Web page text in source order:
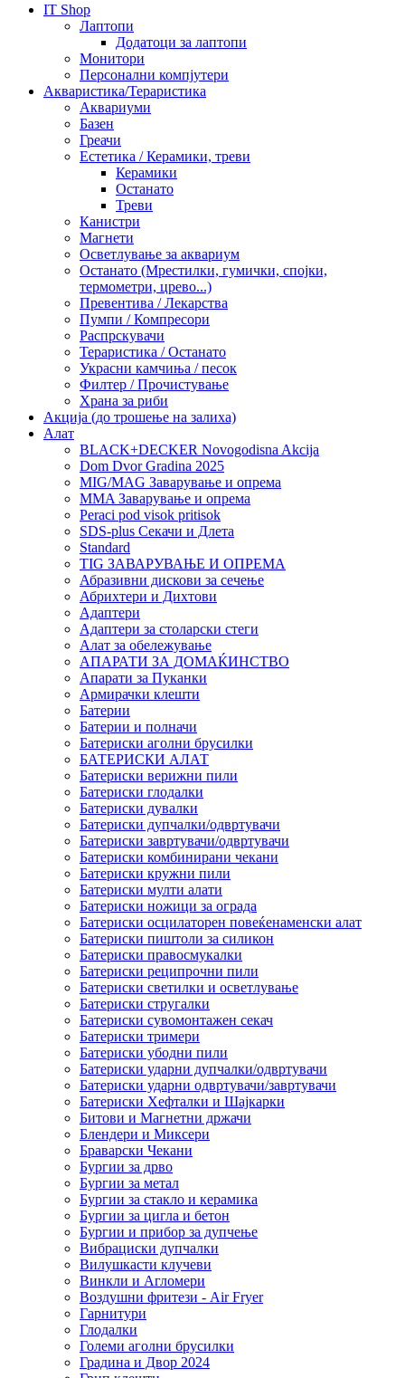
IT Shop
Лаптопи
Додатоци за лаптопи
Монитори
Персонални компјутери
Акваристика/Тераристика
Аквариуми
Базен
Греачи
Естетика / Керамики, треви
Керамики
Останато
Треви
Канистри
Магнети
Осветлување за аквариум
Останато (Мрестилки, гумички, спојки,
термометри, црево...)
Превентива / Лекарства
Пумпи / Компресори
Распрскувачи
Тераристика / Останато
Украсни камчиња / песок
Филтер / Прочистување
Храна за риби
Акција (до трошење на залиха)
Алат
BLACK+DECKER Novogodisna Akcija
Dom Dvor Gradina 2025
MIG/MAG Заварување и опрема
MMA Заварување и опрема
Peraci pod visok pritisok
SDS-plus Секачи и Длета
Standard
TIG ЗАВАРУВАЊЕ И ОПРЕМА
Абразивни дискови за сечење
Абрихтери и Дихтови
Адаптери
Адаптери за столарски стеги
Алат за обележување
АПАРАТИ ЗА ДОМАЌИНСТВО
Апарати за Пуканки
Армирачки клешти
Батерии
Батерии и полначи
Батериски аголни брусилки
БАТЕРИСКИ АЛАТ
Батериски верижни пили
Батериски глодалки
Батериски дувалки
Батериски дупчалки/одвртувачи
Батериски завртувачи/одвртувачи
Батериски комбинирани чекани
Батериски кружни пили
Батериски мулти алати
Батериски ножици за ограда
Батериски осцилаторен повеќенаменски алат
Батериски пиштоли за силикон
Батериски правосмукалки
Батериски реципрочни пили
Батериски светилки и осветлување
Батериски стругалки
Батериски сувомонтажен секач
Батериски тримери
Батериски убодни пили
Батериски ударни дупчалки/одвртувачи
Батериски ударни одвртувачи/завртувачи
Батериски Хефталки и Шајкарки
Битови и Магнетни држачи
Блендери и Миксери
Браварски Чекани
Бургии за дрво
Бургии за метал
Бургии за стакло и керамика
Бургии за цигла и бетон
Бургии и прибор за дупчење
Вибрациски дупчалки
Вилушкасти клучеви
Винкли и Агломери
Воздушни фритези - Air Fryer
Гарнитури
Глодалки
Големи аголни брусилки
Градина и Двор 2024